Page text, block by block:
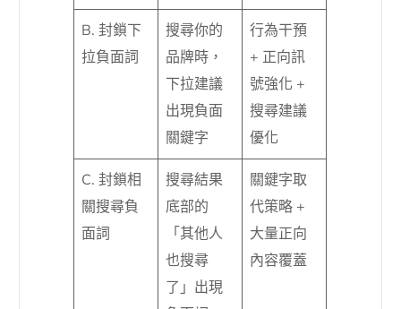
B. 封鎖下
拉負面詞
搜尋你的
品牌時，
下拉建議
出現負面
關鍵字
行為干預
+ 正向訊
號強化 +
搜尋建議
優化
C. 封鎖相
關搜尋負
面詞
搜尋結果
底部的
「其他人
也搜尋
了」出現
關鍵字取
代策略 +
大量正向
內容覆蓋